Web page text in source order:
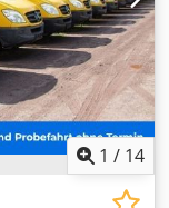
, chiều rộng
chứa hàng:
xây dựng:2.690
điện tử (ESP),
trung tâm,
khí,
1 / 14